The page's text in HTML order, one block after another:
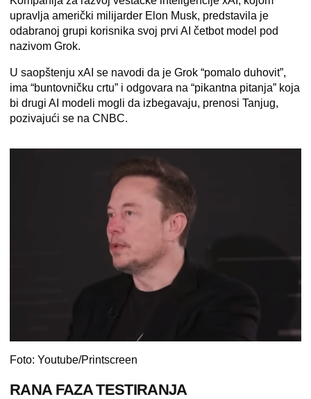
upravlja američki milijarder Elon Musk, predstavila je
odabranoj grupi korisnika svoj prvi AI četbot model pod
nazivom Grok.
U saopštenju xAI se navodi da je Grok “pomalo duhovit”,
ima “buntovničku crtu” i odgovara na “pikantna pitanja” koja
bi drugi AI modeli mogli da izbegavaju, prenosi Tanjug,
pozivajući se na CNBC.
Foto: Youtube/Printscreen
RANA FAZA TESTIRANJA